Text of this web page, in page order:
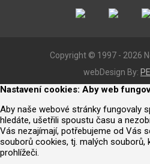
Copyright © 1997 - 2026
webDesign By:
Nastavení cookies: Aby web
Aby naše webové stránky fungovaly
hledáte, ušetřili spoustu času a
Vás nezajímají, potřebujeme od Vás
souborů cookies, tj. malých souborů,
prohlížeči.